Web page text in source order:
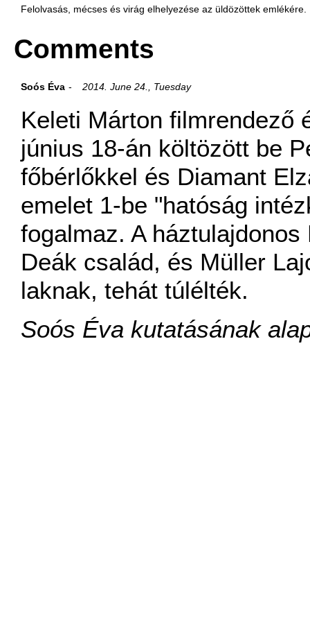
Felolvasás, mécses és virág elhelyezése az üldözöttek emlékére.
Comments
Soós Éva 2014. June 24., Tuesday
Keleti Márton filmrendező
június 18-án költözött be
főbérlőkkel és Diamant
emelet 1-be "hatóság
fogalmaz. A
Deák család, és Müller
laknak, tehát túlélték.
Soós Éva kutatásának